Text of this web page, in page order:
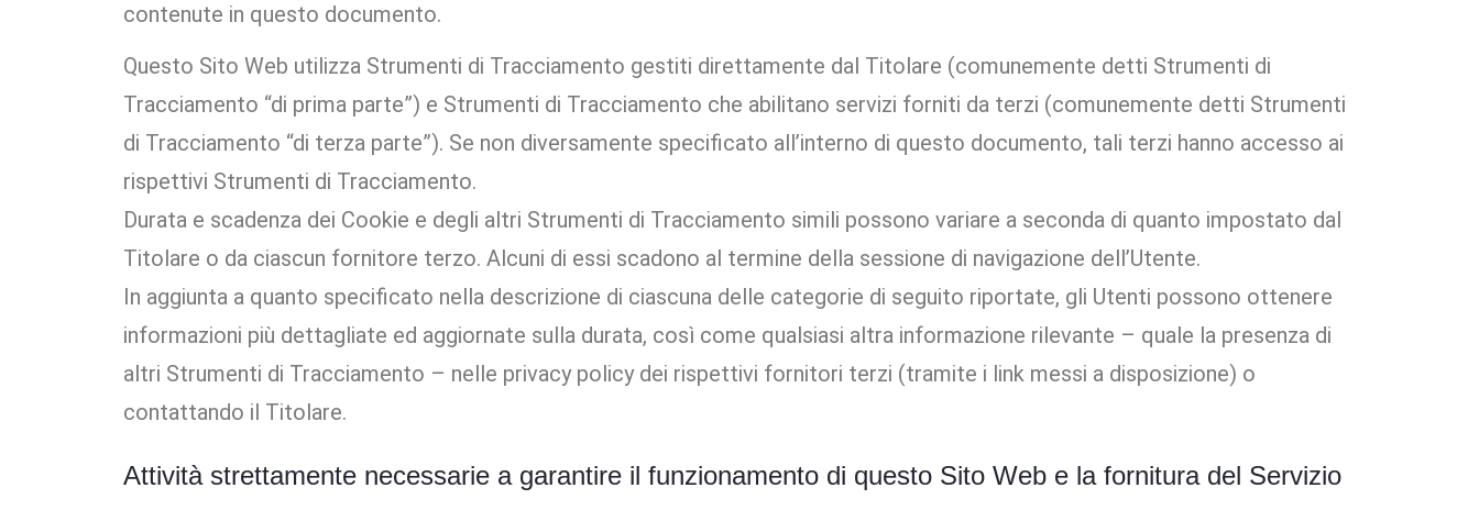
contenute in questo documento.
Questo Sito Web utilizza Strumenti di Tracciamento gestiti direttamente dal Titolare (comunemente detti Strumenti di
Tracciamento “di prima parte”) e Strumenti di Tracciamento che abilitano servizi forniti da terzi (comunemente detti Strumenti
di Tracciamento “di terza parte”). Se non diversamente specificato all’interno di questo documento, tali terzi hanno accesso ai
rispettivi Strumenti di Tracciamento.
Durata e scadenza dei Cookie e degli altri Strumenti di Tracciamento simili possono variare a seconda di quanto impostato dal
Titolare o da ciascun fornitore terzo. Alcuni di essi scadono al termine della sessione di navigazione dell’Utente.
In aggiunta a quanto specificato nella descrizione di ciascuna delle categorie di seguito riportate, gli Utenti possono ottenere
informazioni più dettagliate ed aggiornate sulla durata, così come qualsiasi altra informazione rilevante – quale la presenza di
altri Strumenti di Tracciamento – nelle privacy policy dei rispettivi fornitori terzi (tramite i link messi a disposizione) o
contattando il Titolare.
Attività strettamente necessarie a garantire il funzionamento di questo Sito Web e la fornitura del Servizio